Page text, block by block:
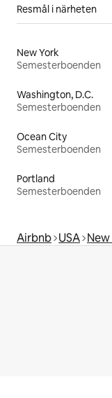
Resmål i närheten
New York
Semesterboenden
Washington, D.C.
Semesterboenden
Ocean City
Semesterboenden
Portland
Semesterboenden
Airbnb USA